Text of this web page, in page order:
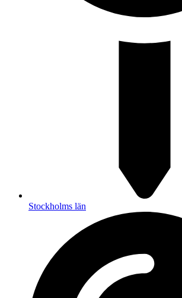
Stockholms län